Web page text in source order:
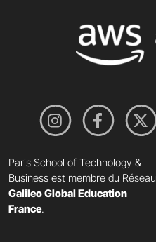
Paris School of Technology &
Business est membre du Réseau
Galileo Global Education
France.